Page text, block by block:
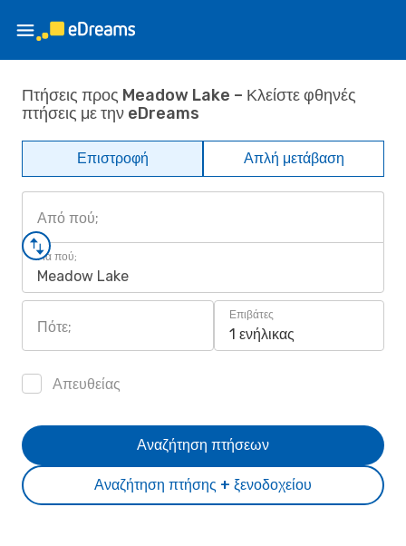
Πτήσεις προς Meadow Lake – Κλείστε φθηνές
πτήσεις με την eDreams
Επιστροφή Απλή μετάβαση
Από πού;
Για πού;
Meadow Lake
Πότε;
Επιβάτες
1 ενήλικας
Απευθείας
Αναζήτηση πτήσης + ξενοδοχείου
Αναζήτηση πτήσεων